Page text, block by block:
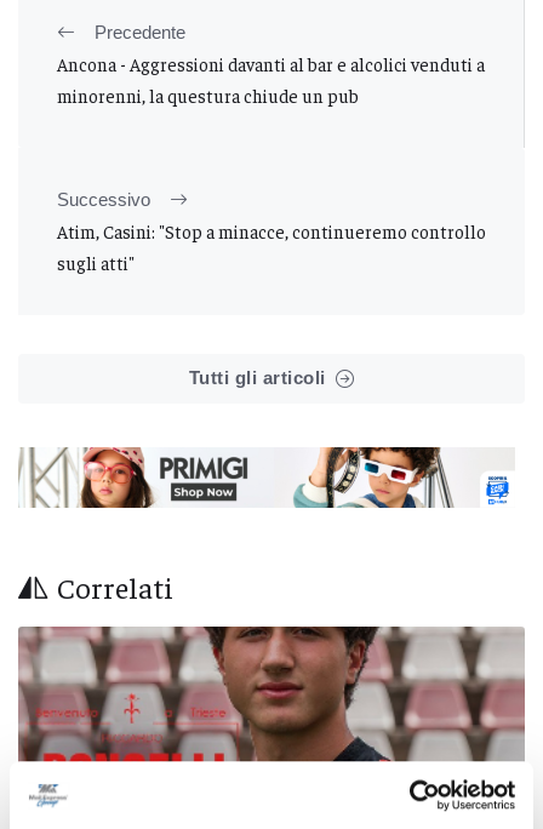
Precedente
Ancona - Aggressioni davanti al bar e alcolici venduti a
minorenni, la questura chiude un pub
Successivo
Atim, Casini: "Stop a minacce, continueremo controllo
sugli atti"
Tutti gli articoli
Correlati